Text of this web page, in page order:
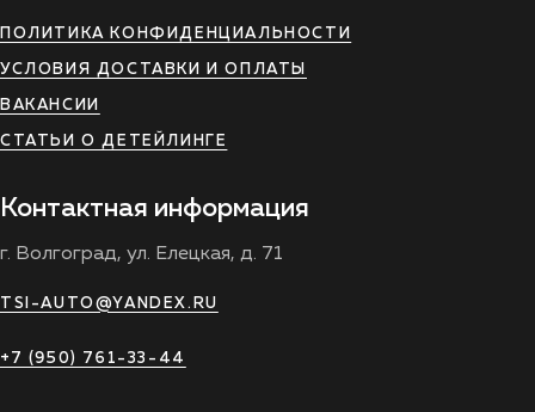
ПОЛИТИКА КОНФИДЕНЦИАЛЬНОСТИ
УСЛОВИЯ ДОСТАВКИ И ОПЛАТЫ
ВАКАНСИИ
СТАТЬИ О ДЕТЕЙЛИНГЕ
Контактная информация
г. Волгоград, ул. Елецкая, д. 71
TSI-AUTO@YANDEX.RU
+7 (950) 761-33-44